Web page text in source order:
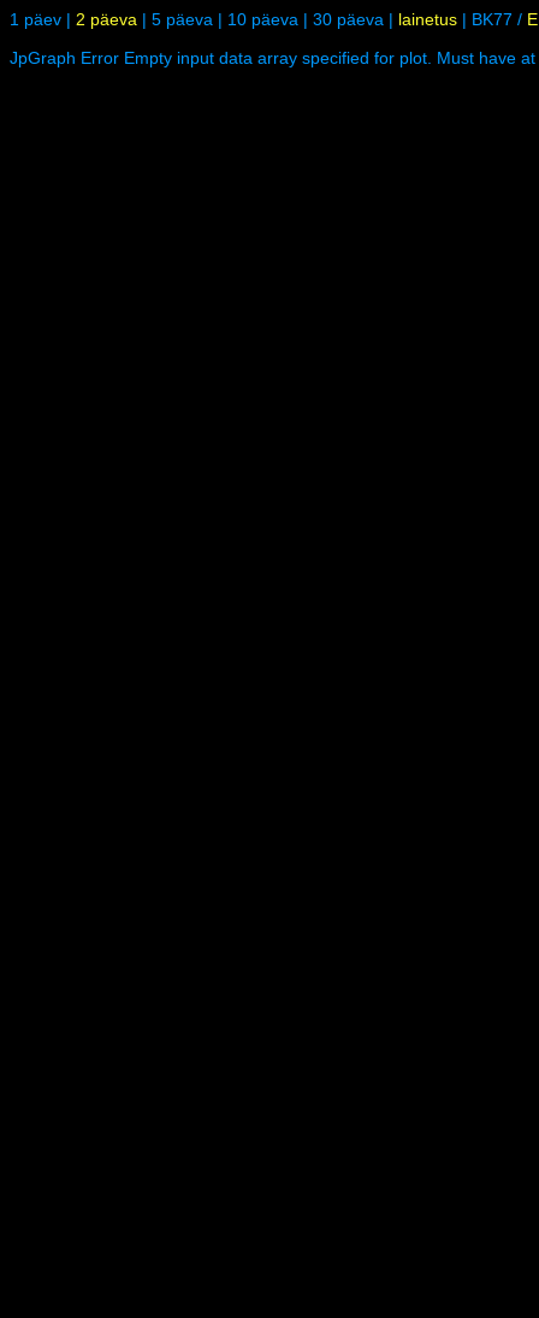
1 päev | 2 päeva | 5 päeva | 10 päeva | 30 päeva | lainetus | BK77 /
JpGraph Error Empty input data array specified for plot. Must have